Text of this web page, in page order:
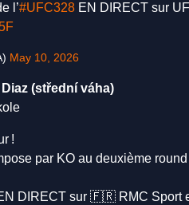
l’#UFC328 EN DIRECT sur
May 10, 2026
(střední váha)
!
par KO au deuxième round
DIRECT sur 🇫🇷 RMC Sport